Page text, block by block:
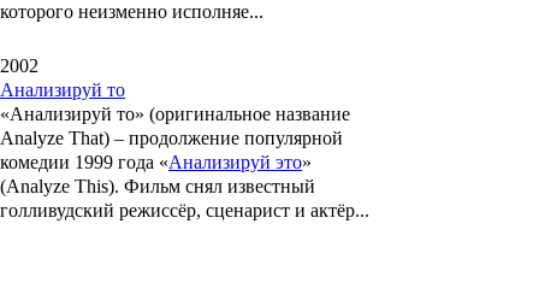
которого неизменно исполняе...
2002
Анализируй то
«Анализируй то» (оригинальное название
Analyze That) – продолжение популярной
комедии 1999 года «Анализируй это»
(Analyze This). Фильм снял известный
голливудский режиссёр, сценарист и актёр...